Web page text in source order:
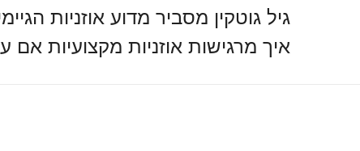
איך מרגישות אוזניות מקצועיות